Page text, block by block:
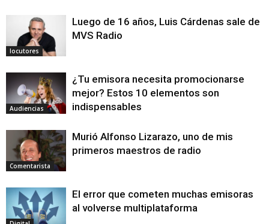
locutores
Luego de 16 años, Luis Cárdenas sale de
MVS Radio
Audiencias
¿Tu emisora necesita promocionarse
mejor? Estos 10 elementos son
indispensables
Comentarista
Murió Alfonso Lizarazo, uno de mis
primeros maestros de radio
El error que cometen muchas emisoras
al volverse multiplataforma